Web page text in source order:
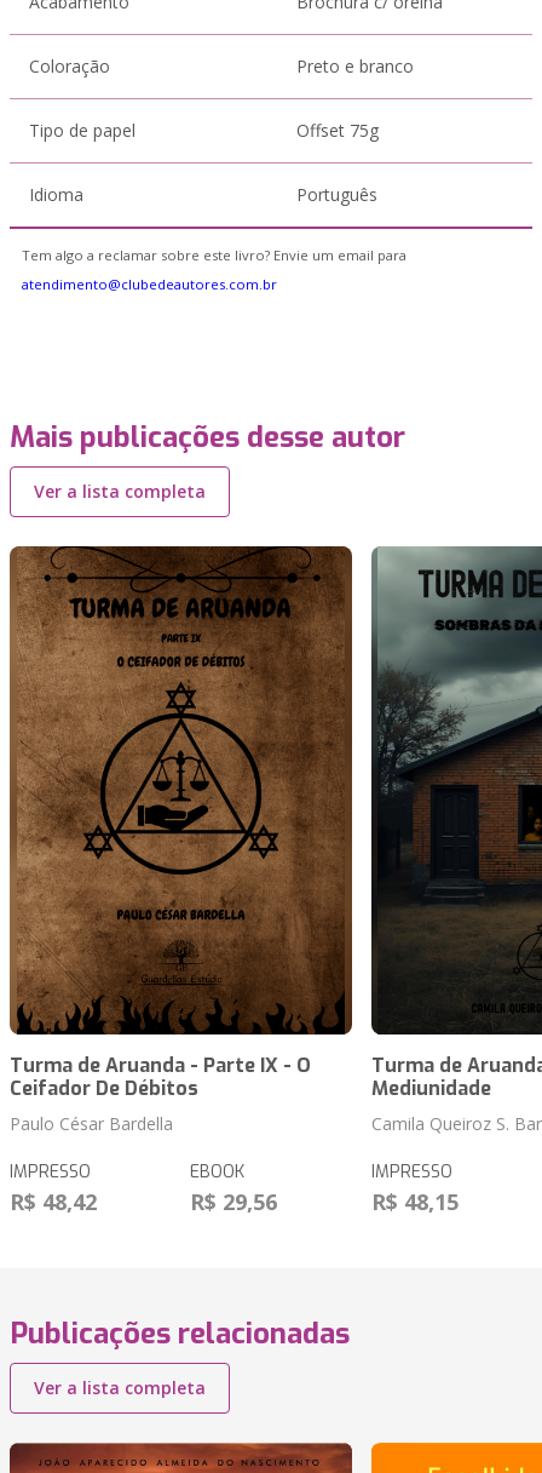
Coloração Preto e branco
Tipo de papel Offset 75g
Idioma Português
Tem algo a reclamar sobre este livro? Envie um email para
atendimento@clubedeautores.com.br
Mais publicações desse autor
Ver a lista completa
Turma de Aruanda - Parte IX - O
Ceifador De Débitos
Paulo César Bardella
IMPRESSO
R$ 48,42
EBOOK
R$ 29,56
Turma de
Mediunidade
Camila Queiroz S.
IMPRESSO
R$ 48,15
Publicações relacionadas
Ver a lista completa